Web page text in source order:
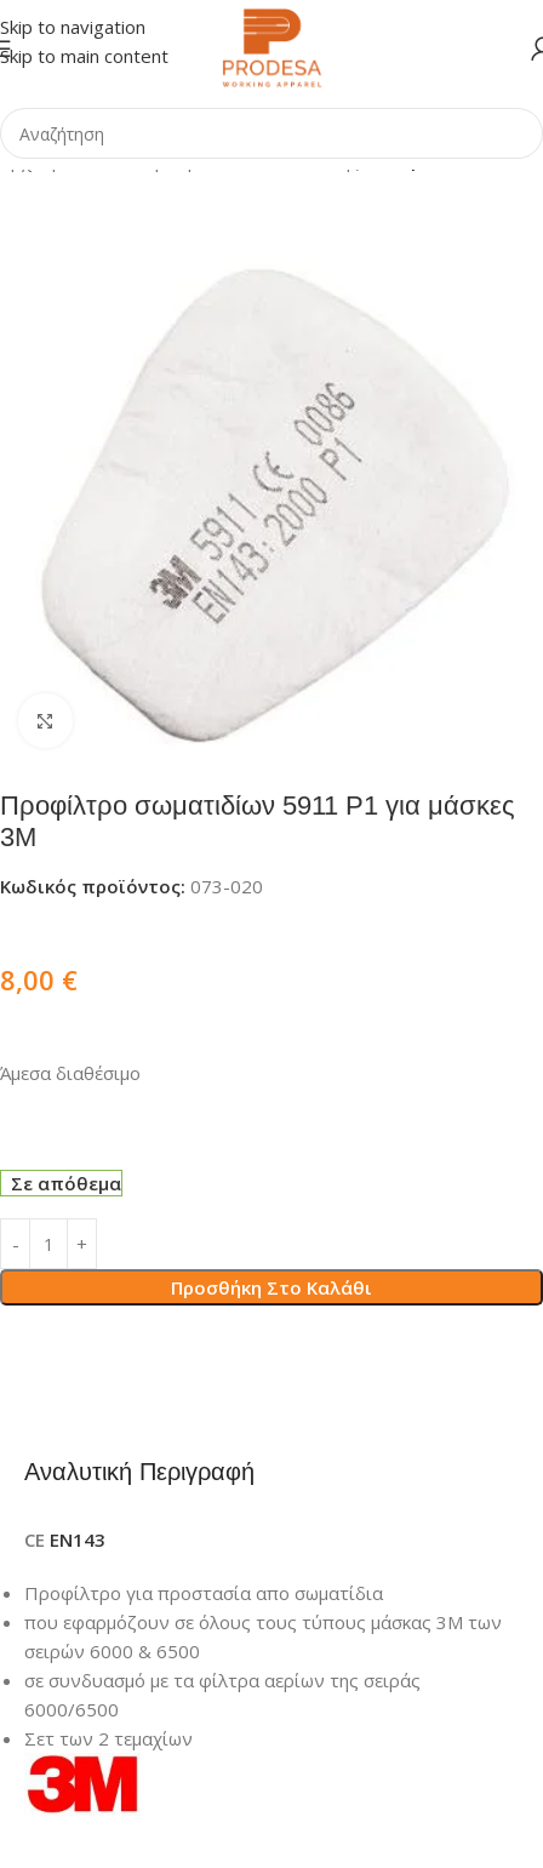
Skip to navigation
Skip to main content
Αρχική σελίδα Shop Προστασία Αναπνοής Φίλτρα Μασκών
Click to enlarge
Προφίλτρo σωματιδίων 5911 P1 για μάσκες
3M
Κωδικός προϊόντος: 073-020
8,00 €
Άμεσα διαθέσιμο
Σε απόθεμα
Προσθήκη Στο Καλάθι
Αναλυτική Περιγραφή
CE EN143
Προφίλτρo για προστασία απο σωματίδια
που εφαρμόζουν σε όλους τους τύπους μάσκας 3Μ των
σειρών 6000 & 6500
σε συνδυασμό με τα φίλτρα αερίων της σειράς
6000/6500
Σετ των 2 τεμαχίων